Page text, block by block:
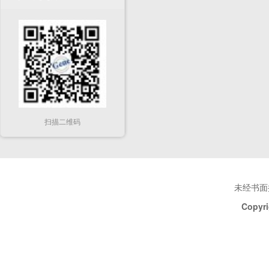
扫描二维码
未经书